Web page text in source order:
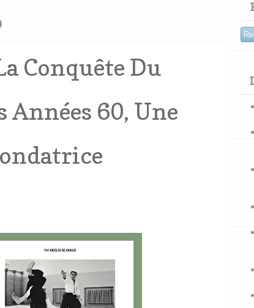
Conquête Du
Années 60, Une